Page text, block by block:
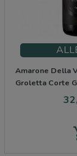
Amarone Della
Groletta Corte